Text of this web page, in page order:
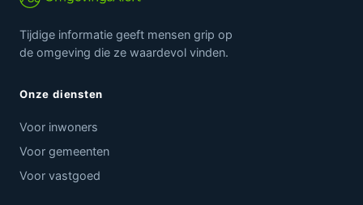
Tijdige informatie geeft mensen grip op
de omgeving die ze waardevol vinden.
Onze diensten
Voor inwoners
Voor gemeenten
Voor vastgoed